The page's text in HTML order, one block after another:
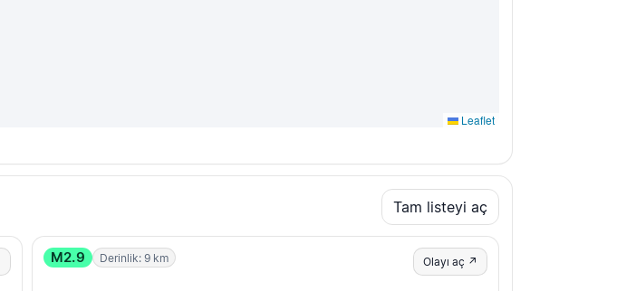
Leaflet
Tam listeyi aç
M2.9 Derinlik: 9 km Olayı aç ↗